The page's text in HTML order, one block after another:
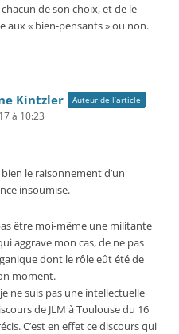
de son choix, et de le
aux « bien-pensants » ou non.
Kintzler Auteur de l’article
à 10:23
le raisonnement d’un
insoumise.
être moi-même une militante
aggrave mon cas, de ne pas
dont le rôle eût été de
moment.
ne suis pas une intellectuelle
de JLM à Toulouse du 16
C’est en effet ce discours qui